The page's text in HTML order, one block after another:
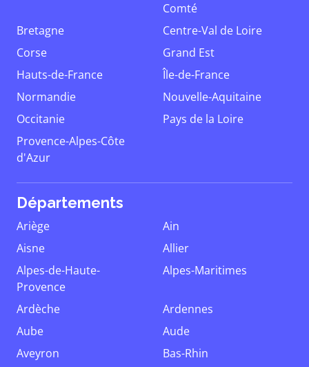
Comté
Bretagne
Centre-Val de Loire
Corse
Grand Est
Hauts-de-France
Île-de-France
Normandie
Nouvelle-Aquitaine
Occitanie
Pays de la Loire
Provence-Alpes-Côte
d'Azur
Départements
Ariège
Ain
Aisne
Allier
Alpes-de-Haute-
Provence
Alpes-Maritimes
Ardèche
Ardennes
Aube
Aude
Aveyron
Bas-Rhin